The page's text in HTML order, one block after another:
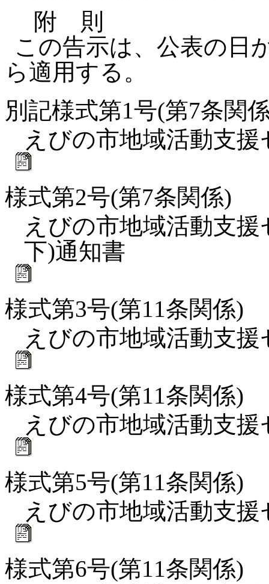
附 則
この告示は、公表の日
ら適用する。
別記様式第1号(第7条関
えびの市地域活動支
様式第2号(第7条関係)
えびの市地域活動支
下)通知書
様式第3号(第11条関係)
えびの市地域活動支
様式第4号(第11条関係)
えびの市地域活動支
様式第5号(第11条関係)
えびの市地域活動支
様式第6号(第11条関係)